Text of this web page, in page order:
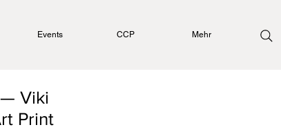
Events CCP Mehr
Viki
Print